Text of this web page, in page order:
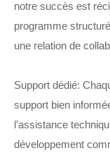
notre succès est
programme
une relation de
Support dédié:
support bien
l'assistance
développement